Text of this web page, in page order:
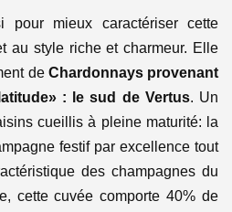
pour mieux caractériser cette
au style riche et charmeur. Elle
de Chardonnays provenant
: le sud de Vertus. Un
cueillis à pleine maturité: la
festif par excellence tout
des champagnes du
cette cuvée comporte 40% de